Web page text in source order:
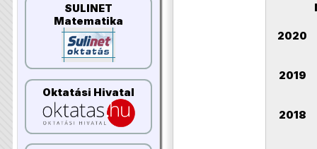
SULINET
Matematika
Oktatási Hivatal
2020
2019
2018